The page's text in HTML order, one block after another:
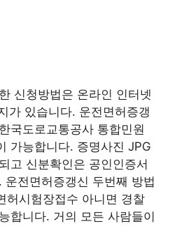
신청방법은 온라인 인터넷
가 있습니다. 운전면허증갱
국도로교통공사 통합민원
가능합니다. 증명사진 JPG
고 신분확인은 공인인증서
운전면허증갱신 두번째 방법
허시험장접수 아니면 경찰
합니다. 거의 모든 사람들이